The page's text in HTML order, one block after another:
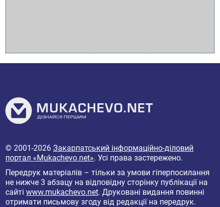
© 2001-2026Закарпатський інформаційно-діловий
портал «Mukachevo.net». Усі права застережено.
Передрук матеріалів – тільки за умови гіперпосилання
не нижче 3 абзацу на відповідну сторінку публікації на
сайтіwww.mukachevo.net. Друковані видання повинні
отримати письмову згоду від редакції на передрук.